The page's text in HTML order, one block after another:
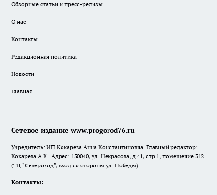
Обзорные статьи и пресс-релизы
О нас
Контакты
Редакционная политика
Новости
Главная
Сетевое издание www.progorod76.ru
Учредитель: ИП Кокарева Анна Константиновна. Главный редактор:
Кокарева А.К.. Адрес: 150040, ул. Некрасова, д.41, стр.1, помещение 312
(ТЦ "Североход", вход со стороны ул. Победы)
Контакты: